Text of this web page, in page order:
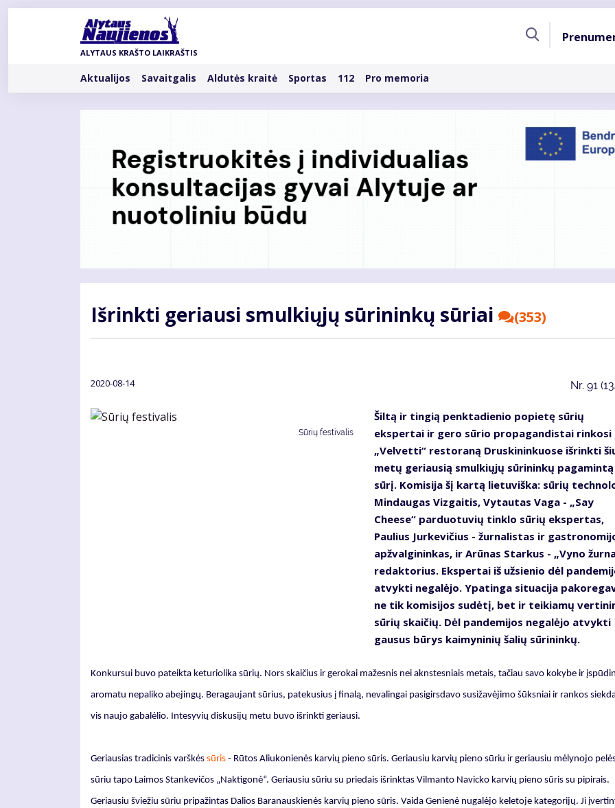
Pereiti
ALYTAUS KRAŠTO LAIKRAŠTIS
Rubrikos
Aktualijos Savaitgalis Aldutės kraitė Sportas 112 Pro memoria
Išrinkti geriausi smulkiųjų sūrininkų sūriai (353)
2020-08-14 Nr. 91
Sūrių festivalis
Šiltą ir tingią penktadienio popietę sūrių
ekspertai ir gero sūrio propagandistai rinkosi
„Velvetti“ restoraną Druskininkuose išrinkti
metų geriausią smulkiųjų sūrininkų pagamintą
sūrį. Komisija šį kartą lietuviška: sūrių
Mindaugas Vizgaitis, Vytautas Vaga - „Say
Cheese“ parduotuvių tinklo sūrių ekspertas,
Paulius Jurkevičius - žurnalistas ir
apžvalgininkas, ir Arūnas Starkus - „Vyno
redaktorius. Ekspertai iš užsienio dėl
atvykti negalėjo. Ypatinga situacija
ne tik komisijos sudėtį, bet ir teikiamų
sūrių skaičių. Dėl pandemijos negalėjo atvykti
gausus būrys kaimyninių šalių sūrininkų.
Konkursui buvo pateikta keturiolika sūrių. Nors skaičius ir gerokai mažesnis nei aknstesniais metais, tačiau savo kokybe ir
aromatu nepaliko abejingų. Beragaujant sūrius, patekusius į finalą, nevalingai pasigirsdavo susižavėjimo šūksniai ir rankos
vis naujo gabalėlio. Intesyvių diskusijų metu buvo išrinkti geriausi.
Geriausias tradicinis varškės sūris - Rūtos Aliukonienės karvių pieno sūris. Geriausiu karvių pieno sūriu ir geriausiu mėlynojo
sūriu tapo Laimos Stankevičos „Naktigonė“. Geriausiu sūriu su priedais išrinktas Vilmanto Navicko karvių pieno sūris su pipirais.
Geriausiu šviežiu sūriu pripažintas Dalios Baranauskienės karvių pieno sūris. Vaida Genienė nugalėjo keletoje kategorijų. Ji